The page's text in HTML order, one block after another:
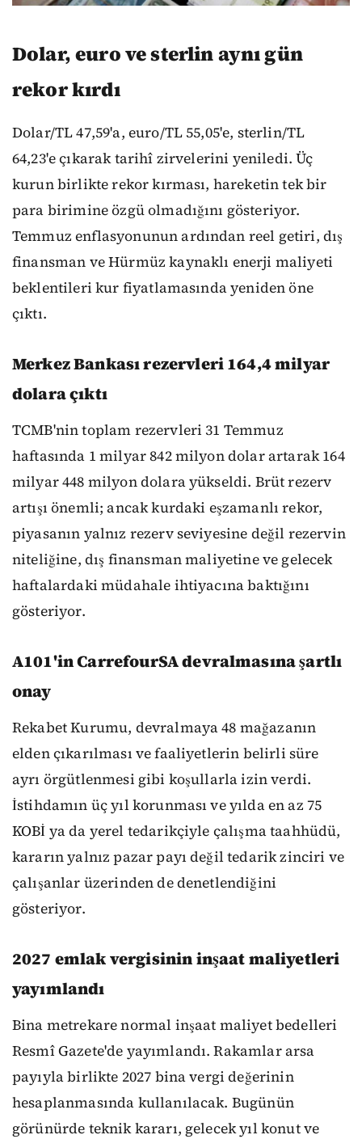
Dolar, euro ve sterlin aynı gün
rekor kırdı
Dolar/TL 47,59'a, euro/TL 55,05'e, sterlin/TL
64,23'e çıkarak tarihî zirvelerini yeniledi. Üç
kurun birlikte rekor kırması, hareketin tek bir
para birimine özgü olmadığını gösteriyor.
Temmuz enflasyonunun ardından reel getiri, dış
finansman ve Hürmüz kaynaklı enerji maliyeti
beklentileri kur fiyatlamasında yeniden öne
çıktı.
Merkez Bankası rezervleri 164,4 milyar
dolara çıktı
TCMB'nin toplam rezervleri 31 Temmuz
haftasında 1 milyar 842 milyon dolar artarak 164
milyar 448 milyon dolara yükseldi. Brüt rezerv
artışı önemli; ancak kurdaki eşzamanlı rekor,
piyasanın yalnız rezerv seviyesine değil rezervin
niteliğine, dış finansman maliyetine ve gelecek
haftalardaki müdahale ihtiyacına baktığını
gösteriyor.
A101'in CarrefourSA devralmasına şartlı
onay
Rekabet Kurumu, devralmaya 48 mağazanın
elden çıkarılması ve faaliyetlerin belirli süre
ayrı örgütlenmesi gibi koşullarla izin verdi.
İstihdamın üç yıl korunması ve yılda en az 75
KOBİ ya da yerel tedarikçiyle çalışma taahhüdü,
kararın yalnız pazar payı değil tedarik zinciri ve
çalışanlar üzerinden de denetlendiğini
gösteriyor.
2027 emlak vergisinin inşaat maliyetleri
yayımlandı
Bina metrekare normal inşaat maliyet bedelleri
Resmî Gazete'de yayımlandı. Rakamlar arsa
payıyla birlikte 2027 bina vergi değerinin
hesaplanmasında kullanılacak. Bugünün
görünürde teknik kararı, gelecek yıl konut ve